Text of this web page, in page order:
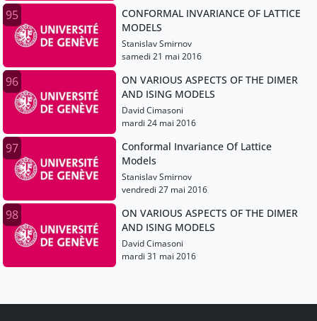
95
CONFORMAL INVARIANCE OF LATTICE
MODELS
Stanislav Smirnov
samedi 21 mai 2016
96
ON VARIOUS ASPECTS OF THE DIMER
AND ISING MODELS
David Cimasoni
mardi 24 mai 2016
97
Conformal Invariance Of Lattice
Models
Stanislav Smirnov
vendredi 27 mai 2016
98
ON VARIOUS ASPECTS OF THE DIMER
AND ISING MODELS
David Cimasoni
mardi 31 mai 2016